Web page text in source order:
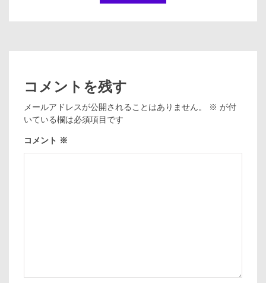
コメントを残す
メールアドレスが公開されることはありません。 ※ が付
いている欄は必須項目です
コメント ※